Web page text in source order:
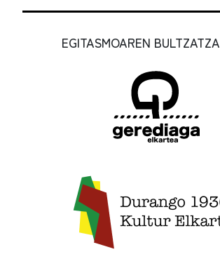
EGITASMOAREN